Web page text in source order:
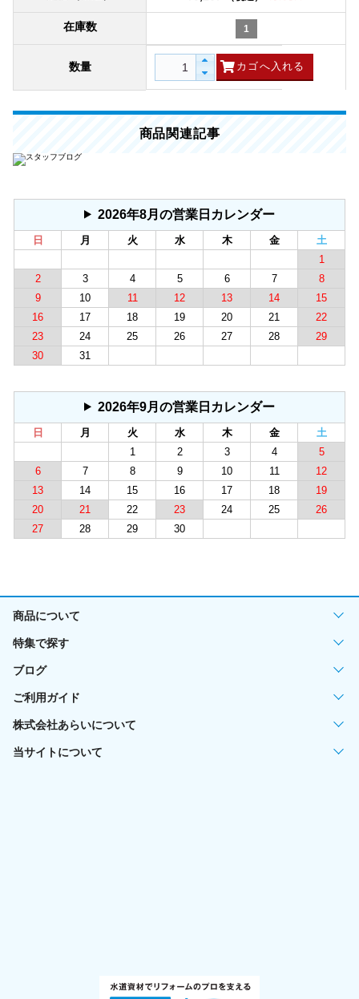
在庫数 1
数量
商品関連記事
2026年8月の営業日カレンダー
日 月 火 水 木 金
土
1
2
3 4 5 6 7
8
9
10 11 12 13 14
15
16
17 18 19 20 21
22
23
24 25 26 27 28
29
30
31
2026年9月の営業日カレンダー
日 月 火 水 木 金
土
1
2 3 4
5
6
7 8 9 10 11
12
13
14 15 16 17 18
19
20
21 22 23 24 25
26
27
28 29 30
商品について
特集で探す
ブログ
ご利用ガイド
株式会社あらいについて
当サイトについて